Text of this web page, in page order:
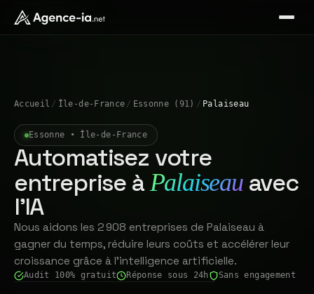
Accueil / Île-de-France / Essonne (91) / Palaiseau
Essonne • Île-de-France
Automatisez votre
entreprise à Palaiseauavec
l'IA
Nous aidons les 2 908 entreprises de Palaiseau à
gagner du temps, réduire leurs coûts et accélérer leur
croissance grâce à l'intelligence artificielle.
Audit 100% gratuit Réponse sous 24h Sans engagement